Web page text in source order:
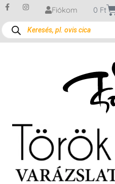
Fiókom 0 Ft